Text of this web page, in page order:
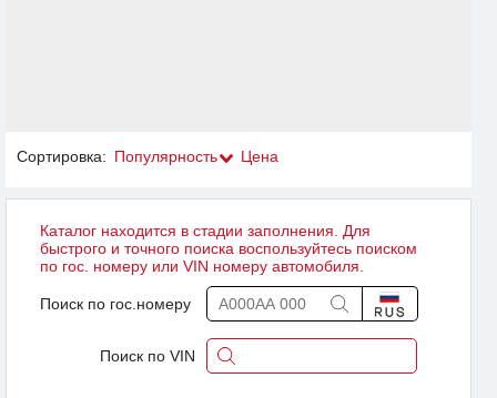
Сортировка: Популярность Цена
Каталог находится в стадии заполнения. Для
быстрого и точного поиска воспользуйтесь поиском
по гос. номеру или VIN номеру автомобиля.
Поиск по гос.номеру
Поиск по VIN